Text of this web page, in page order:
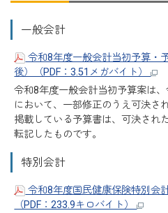
一般会計
令和8年度一般会計当初予算・
後）（PDF：3.51メガバイト）
令和8年度一般会計当初予算案は
において、一部修正のうえ可決さ
掲載している予算書は、可決され
転記したものです。
特別会計
令和8年度国民健康保険特別会
（PDF：233.9キロバイト）